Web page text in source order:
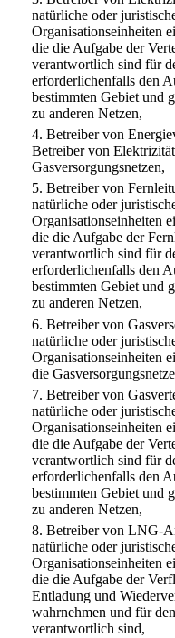
natürliche oder
Organisationseinheiten
die die Aufgabe der
verantwortlich sind für
erforderlichenfalls den
bestimmten Gebiet und
zu anderen Netzen,
4. Betreiber von
Betreiber von
Gasversorgungsnetzen,
5. Betreiber von
natürliche oder
Organisationseinheiten
die die Aufgabe der
verantwortlich sind für
erforderlichenfalls den
bestimmten Gebiet und
zu anderen Netzen,
6. Betreiber von
natürliche oder
Organisationseinheiten
die
7. Betreiber von
natürliche oder
Organisationseinheiten
die die Aufgabe der
verantwortlich sind für
erforderlichenfalls den
bestimmten Gebiet und
zu anderen Netzen,
8. Betreiber von LNG-
natürliche oder
Organisationseinheiten
die die Aufgabe der
Entladung und
wahrnehmen und für
verantwortlich sind,